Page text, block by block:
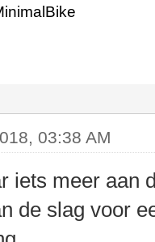
03:38 AM
iets meer aan
de slag voor